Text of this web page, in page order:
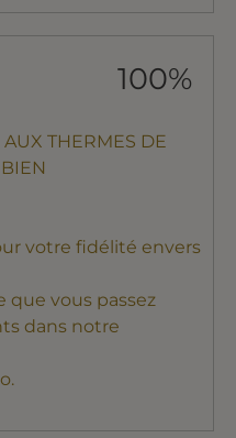
100%
THERMES DE
votre fidélité envers
que vous passez
dans notre